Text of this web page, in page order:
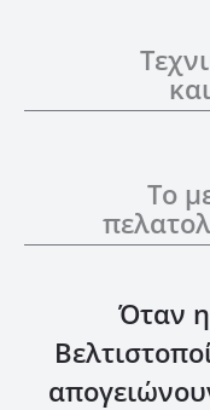
Το
Όταν η